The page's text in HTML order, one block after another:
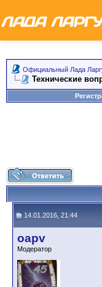
Официальный Лада
Технические
14.01.2016, 21:44
oapv
Модератор